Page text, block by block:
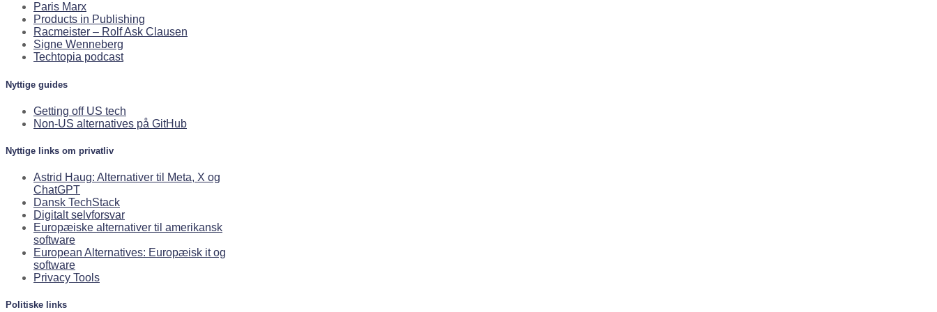
Paris Marx
Products in Publishing
Racmeister – Rolf Ask Clausen
Signe Wenneberg
Techtopia podcast
Nyttige guides
Getting off US tech
Non-US alternatives på GitHub
Nyttige links om privatliv
Astrid Haug: Alternativer til Meta, X og
ChatGPT
Dansk TechStack
Digitalt selvforsvar
Europæiske alternativer til amerikansk
software
European Alternatives: Europæisk it og
software
Privacy Tools
Politiske links